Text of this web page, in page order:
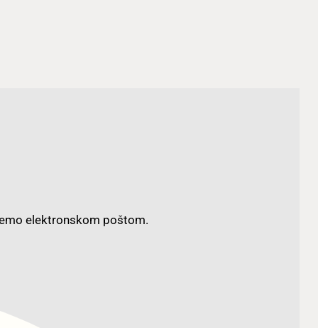
elektronskom poštom.